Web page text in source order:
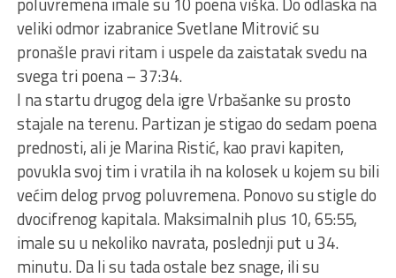
veliki odmor izabranice Svetlane Mitrović su
pronašle pravi ritam i uspele da zaistatak svedu na
svega tri poena – 37:34.
I na startu drugog dela igre Vrbašanke su prosto
stajale na terenu. Partizan je stigao do sedam poena
prednosti, ali je Marina Ristić, kao pravi kapiten,
povukla svoj tim i vratila ih na kolosek u kojem su bili
većim delog prvog poluvremena. Ponovo su stigle do
dvocifrenog kapitala. Maksimalnih plus 10, 65:55,
imale su u nekoliko navrata, poslednji put u 34.
minutu. Da li su tada ostale bez snage, ili su